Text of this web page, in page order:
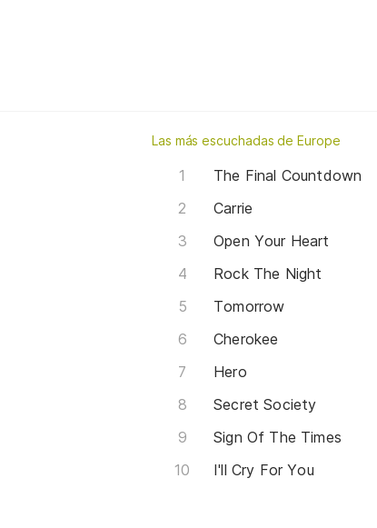
Las más escuchadas de Europe
The Final Countdown
Carrie
Open Your Heart
Rock The Night
Tomorrow
Cherokee
Hero
Secret Society
Sign Of The Times
I'll Cry For You